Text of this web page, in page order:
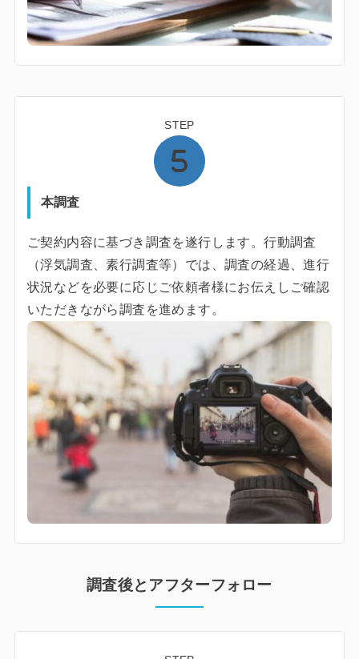
STEP
本調査
ご契約内容に基づき調査を遂行します。行動調査
（浮気調査、素行調査等）では、調査の経過、進行
状況などを必要に応じご依頼者様にお伝えしご確認
いただきながら調査を進めます。
調査後とアフターフォロー